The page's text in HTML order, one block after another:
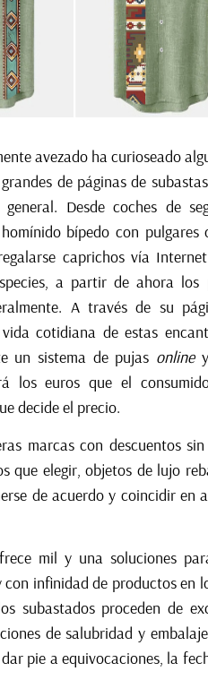
avezado ha curioseado
de páginas de
Desde coches de
bípedo con
caprichos vía
a partir de ahora
A través de su
cotidiana de estas
un sistema de pujas onliney
los euros que el
decide el precio.
marcas con descuentos
que elegir, objetos de lujo
de acuerdo y coincidir en
mil y una soluciones
infinidad de productos en
subastados proceden de
de salubridad y
pie a equivocaciones, la